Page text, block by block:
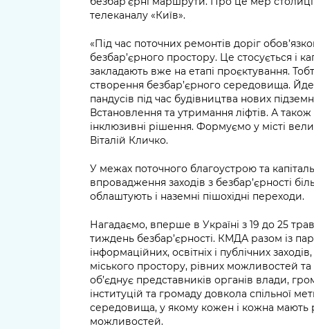
телеканалу «Київ».
«Під час поточних ремонтів доріг
безбар’єрного простору. Це стосується і
закладають вже на етапі проєктування.
створення безбар’єрного середовища.
пандусів під час будівництва нових
Встановлення та утримання ліфтів. А
інклюзивні рішення. Формуємо у місті
Віталій Кличко.
У межах поточного благоустрою та
впровадження заходів з безбар’єрності
облаштують і наземні пішохідні переходи.
Нагадаємо, вперше в Україні з 19 до 25
тиждень безбар’єрності. КМДА разом із
інформаційних, освітніх і публічних
міського простору, рівних можливостей та
об’єднує представників органів влади,
інституцій та громаду довкола спільної
середовища, у якому кожен і кожна мають
можливостей.